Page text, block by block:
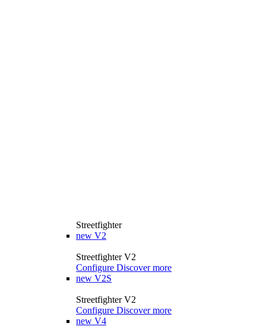
Streetfighter
new V2
Streetfighter V2
Configure Discover more
new V2S
Streetfighter V2
Configure Discover more
new V4